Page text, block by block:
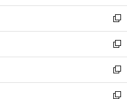
ウ
で
開
く
ン
ド
ウ
で
開
く
ウ
ィ
ン
ド
ウ
で
開
く
し
い
ウ
ィ
ン
ド
ウ
で
新
し
い
ウ
ィ
ン
ド
新
し
い
ウ
ィ
新
し